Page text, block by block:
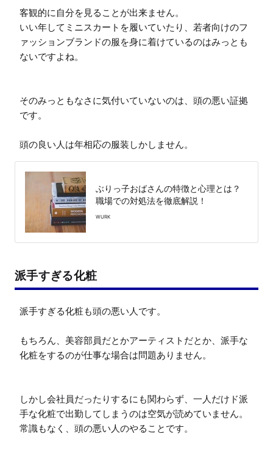
客観的に自分を見ることが出来ません。
いい年してミニスカートを履いていたり、若者向けのフ
ァッションブランドの服を身に着けているのはみっとも
ないですよね。
そのみっともなさに気付いていないのは、頭の悪い証拠
です。
頭の良い人は年相応の服装しかしません。
ぶりっ子おばさんの特徴と心理とは？
職場での対処法を徹底解説！
WURK
派手すぎる化粧
派手すぎる化粧も頭の悪い人です。
もちろん、美容部員だとかアーティストだとか、派手な
化粧をするのが仕事な場合は問題ありません。
しかし会社員だったりするにも関わらず、一人だけド派
手な化粧で出勤してしまうのは空気が読めていません。
常識もなく、頭の悪い人のやることです。